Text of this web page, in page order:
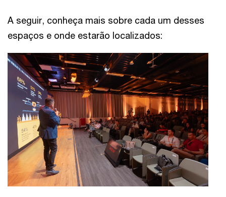
A seguir, conheça mais sobre cada um desses
espaços e onde estarão localizados: